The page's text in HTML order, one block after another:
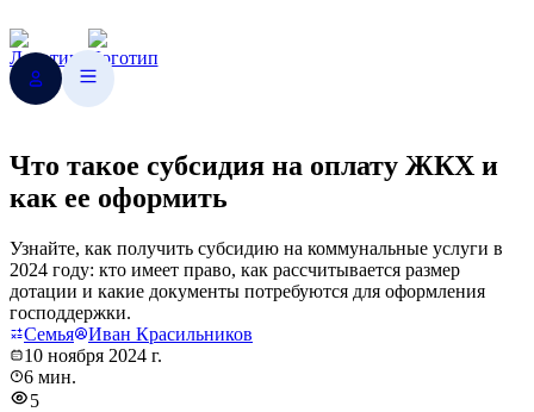
Что такое субсидия на оплату ЖКХ и
как ее оформить
Узнайте, как получить субсидию на коммунальные услуги в
2024 году: кто имеет право, как рассчитывается размер
дотации и какие документы потребуются для оформления
господдержки.
Семья
Иван Красильников
10 ноября 2024 г.
6 мин.
5